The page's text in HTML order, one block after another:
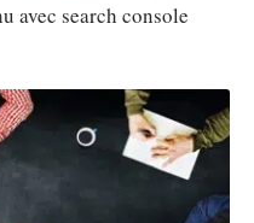
avec search console